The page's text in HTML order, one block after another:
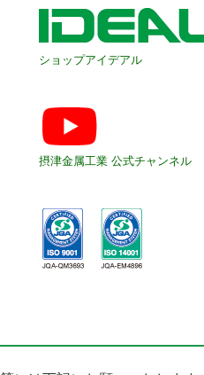
ショップアイデアル
摂津金属工業 公式チャンネル